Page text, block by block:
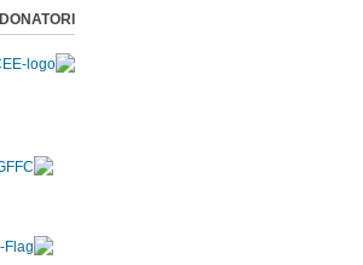
DONATORI